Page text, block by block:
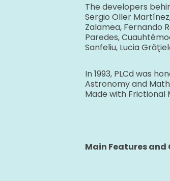
The developers
Sergio Oller
Zalamea, Fernando
Paredes,
Sanfeliu, Lucia
In 1993, PLCd was
Astronomy and
Made with Frictional
Main Features